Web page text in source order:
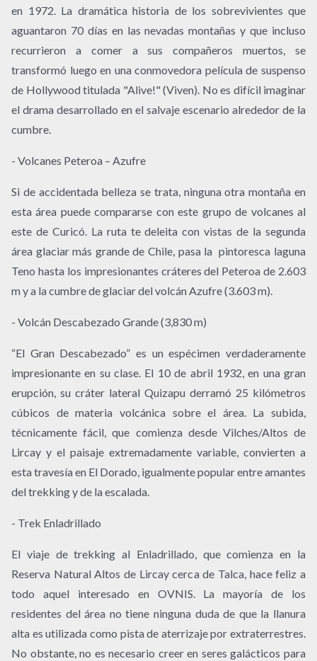
en 1972. La dramática historia de los sobrevivientes que
aguantaron 70 días en las nevadas montañas y que incluso
recurrieron a comer a sus compañeros muertos, se
transformó luego en una conmovedora película de suspenso
de Hollywood titulada "Alive!" (Viven). No es difícil imaginar
el drama desarrollado en el salvaje escenario alrededor de la
cumbre.
- Volcanes Peteroa – Azufre
Si de accidentada belleza se trata, ninguna otra montaña en
esta área puede compararse con este grupo de volcanes al
este de Curicó. La ruta te deleita con vistas de la segunda
área glaciar más grande de Chile, pasa la pintoresca laguna
Teno hasta los impresionantes cráteres del Peteroa de 2.603
m y a la cumbre de glaciar del volcán Azufre (3.603 m).
- Volcán Descabezado Grande (3,830 m)
“El Gran Descabezado” es un espécimen verdaderamente
impresionante en su clase. El 10 de abril 1932, en una gran
erupción, su cráter lateral Quizapu derramó 25 kilómetros
cúbicos de materia volcánica sobre el área. La subida,
técnicamente fácil, que comienza desde Vilches/Altos de
Lircay y el paisaje extremadamente variable, convierten a
esta travesía en El Dorado, igualmente popular entre amantes
del trekking y de la escalada.
- Trek Enladrillado
El viaje de trekking al Enladrillado, que comienza en la
Reserva Natural Altos de Lircay cerca de Talca, hace feliz a
todo aquel interesado en OVNIS. La mayoría de los
residentes del área no tiene ninguna duda de que la llanura
alta es utilizada como pista de aterrizaje por extraterrestres.
No obstante, no es necesario creer en seres galácticos para